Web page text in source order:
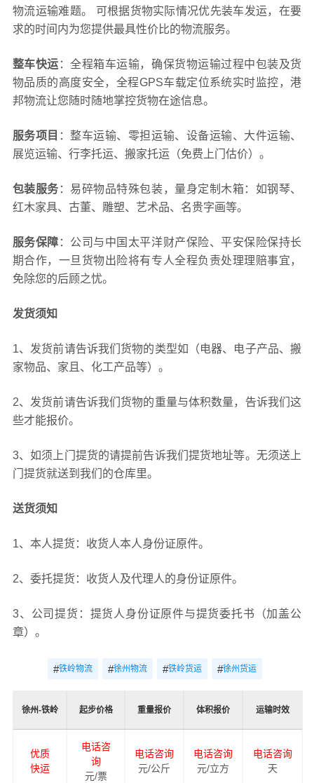
物流运输难题。 可根据货物实际情况优先装车发运，在要
求的时间内为您提供最具性价比的物流服务。
整车快运 ：全程箱车运输，确保货物运输过程中包装及货
物品质的高度安全，全程GPS车载定位系统实时监控，港
邦物流让您随时随地掌控货物在途信息。
服务项目 ：整车运输、零担运输、设备运输、大件运输、
展览运输、行李托运、搬家托运（免费上门估价）。
包装服务 ：易碎物品特殊包装，量身定制木箱：如钢琴、
红木家具、古董、雕塑、艺术品、名贵字画等。
服务保障 ：公司与中国太平洋财产保险、平安保险保持长
期合作，一旦货物出险将有专人全程负责处理理赔事宜，
免除您的后顾之忧。
发货须知
1、发货前请告诉我们货物的类型如（电器、电子产品、搬
家物品、家且、化工产品等）。
2、发货前请告诉我们货物的重量与体积数量，告诉我们这
些才能报价。
3、如须上门提货的请提前告诉我们提货地址等。无须送上
门提货就送到我们的仓库里。
送货须知
1、本人提货：收货人本人身份证原件。
2、委托提货：收货人及代理人的身份证原件。
3、公司提货：提货人身份证原件与提货委托书（加盖公
章）。
#铁岭物流 #徐州物流 #铁岭货运 #徐州货运
徐州-铁岭 起步价格 重量报价 体积报价 运输时效
优质
快运
电话咨
询
元/票
电话咨询
元/公斤
电话咨询
元/立方
电话咨询
天